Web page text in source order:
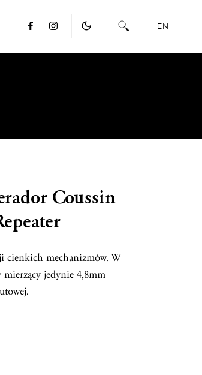
EN
Coussin
cienkich mechanizmów. W
jedynie 4,8mm